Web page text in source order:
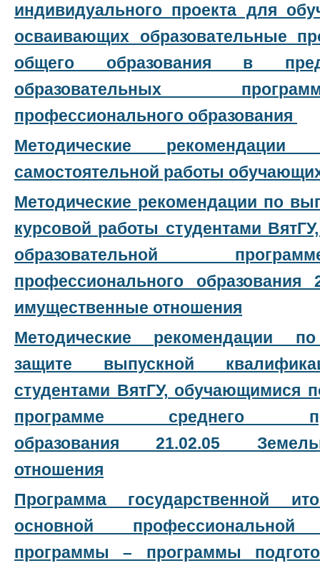
индивидуального проекта для
осваивающих образовательные
общего образования в
образовательных
профессионального образования
Методические рекомендации
самостоятельной работы
Методические рекомендации по
курсовой работы студентами
образовательной
профессионального образования
имущественные отношения
Методические рекомендации
защите выпускной
студентами ВятГУ, обучающимися
программе среднего
образования 21.02.05
отношения
Программа государственной
основной профессиональной
программы – программы